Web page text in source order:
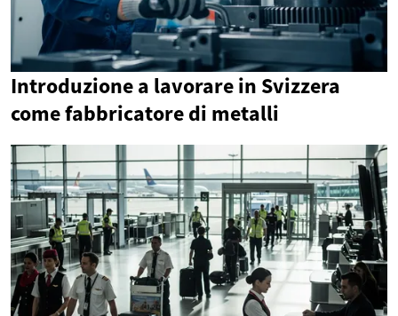
Introduzione a lavorare in Svizzera
come fabbricatore di metalli